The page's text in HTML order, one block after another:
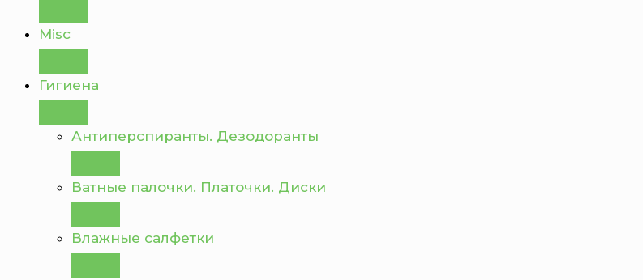
Misc
Гигиена
Антиперспиранты. Дезодоранты
Ватные палочки. Платочки. Диски
Влажные салфетки